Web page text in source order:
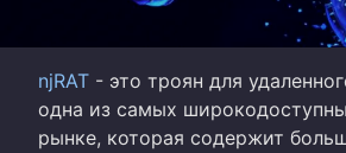
njRAT - это троян для
одна из самых
рынке, которая содержит